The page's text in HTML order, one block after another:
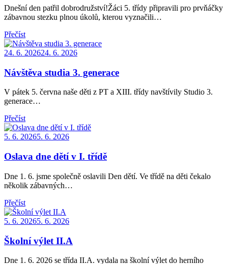
Dnešní den patřil dobrodružství!Žáci 5. třídy připravili pro prvňáčky
zábavnou stezku plnou úkolů, kterou vyznačili…
Přečíst
Posted
24. 6. 202624. 6. 2026
Návštěva studia 3. generace
V pátek 5. června naše děti z PT a XIII. třídy navštívily Studio 3.
generace…
Přečíst
Posted
5. 6. 20265. 6. 2026
Oslava dne dětí v I. třídě
Dne 1. 6. jsme společně oslavili Den dětí. Ve třídě na děti čekalo
několik zábavných…
Přečíst
Posted
5. 6. 20265. 6. 2026
Školní výlet II.A
Dne 1. 6. 2026 se třída II.A. vydala na školní výlet do herního